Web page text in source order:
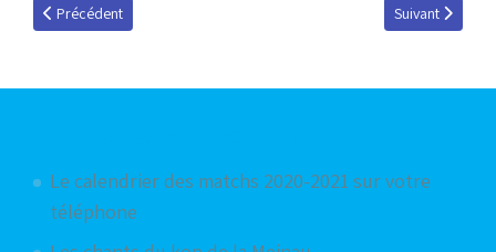
Article précédent : Karim Haggui, invité du 22 janvier 2019
Précédent Article suivant :
Suivant
Le calendrier des matchs 2020-2021 sur votre
téléphone